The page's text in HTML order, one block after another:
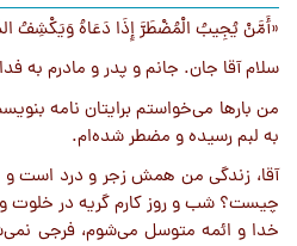
«أَمَّنْ يُجِيبُ الْمُضْطَرَّ إِذَا دَعَاهُ وَيَكْشِفُ
سلام آقا جان. جانم و پدر و مادرم به
من بارها می‌خواستم برایتان نامه
به لبم رسیده و مضطر شده‌ام.
آقا، زندگی من همش زجر و درد است
چیست؟ شب و روز کارم گریه در
خدا و ائمه متوسل می‌شوم، فرجی